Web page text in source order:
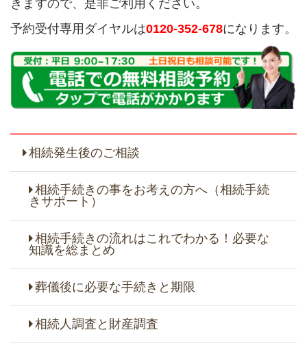
きますので、是非ご利用ください。
予約受付専用ダイヤルは0120-352-678になります。
相続発生後のご相談
相続手続きの事をお考えの方へ（相続手続
きサポート）
相続手続きの流れはこれでわかる！必要な
知識を総まとめ
葬儀後に必要な手続きと期限
相続人調査と財産調査